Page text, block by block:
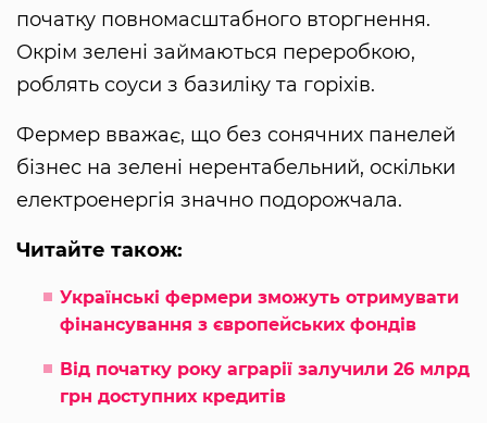
початку повномасштабного вторгнення.
Окрім зелені займаються переробкою,
роблять соуси з базиліку та горіхів.
Фермер вважає, що без сонячних панелей
бізнес на зелені нерентабельний, оскільки
електроенергія значно подорожчала.
Читайте також:
Українські фермери зможуть отримувати
фінансування з європейських фондів
Від початку року аграрії залучили 26 млрд
грн доступних кредитів